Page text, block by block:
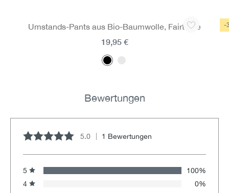
Umstands-Pants aus Bio-Baumwolle, Fairtrade
19,95 €
-
Bewertungen
Durchschnittliche Bewertung von 5 von 5 Sternen
5.0 1 Bewertungen
5
100%
4
0%